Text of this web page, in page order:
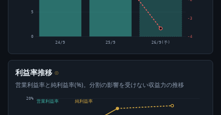
0
5
-4
-3
24/9 25/9 26/9(予)
利益率推移 ⊙
営業利益率と純利益率(%)。分割の影響を受けない収益力の推移
20%
営業利益率 純利益率